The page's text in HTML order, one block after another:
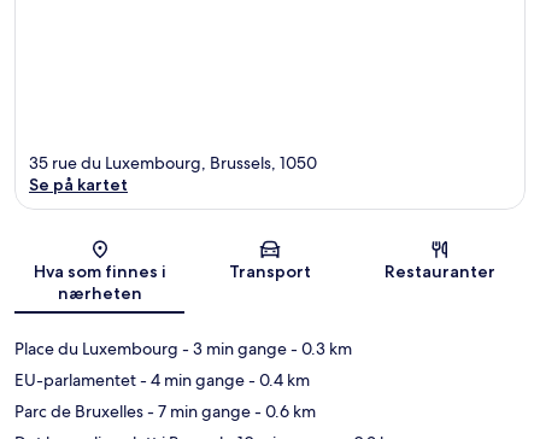
Kart
35 rue du Luxembourg, Brussels, 1050
Se på kartet
Hva som finnes i
nærheten
Transport Restauranter
Place du Luxembourg - 3 min gange- 0.3 km
EU-parlamentet- 4 min gange- 0.4 km
Parc de Bruxelles- 7 min gange- 0.6 km